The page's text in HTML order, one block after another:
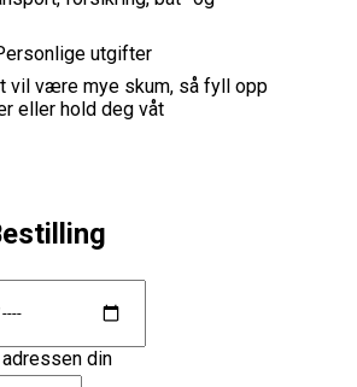
utgifter
vil være mye skum, så fyll opp
eller hold deg våt
din